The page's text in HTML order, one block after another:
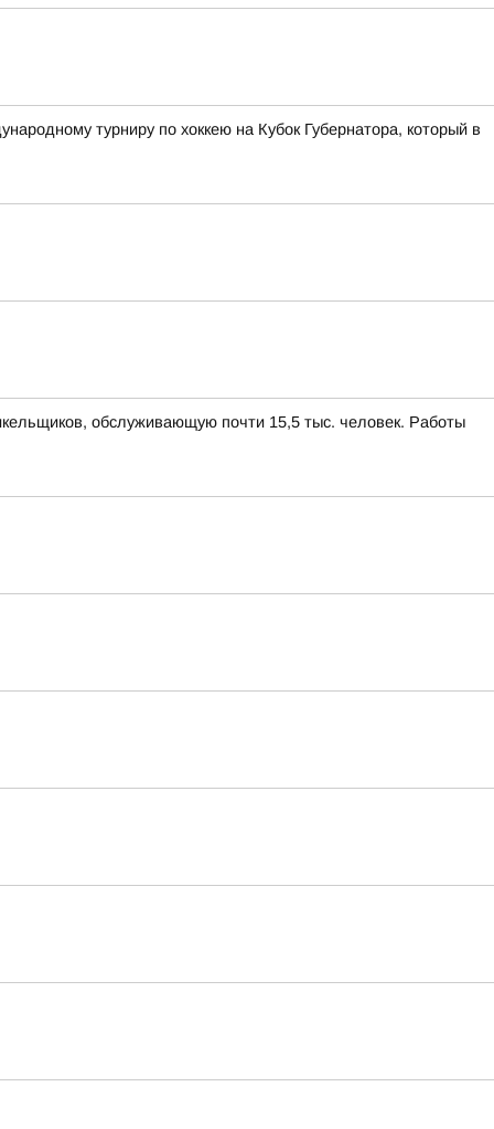
турниру по хоккею на Кубок Губернатора, который в
обслуживающую почти 15,5 тыс. человек. Работы